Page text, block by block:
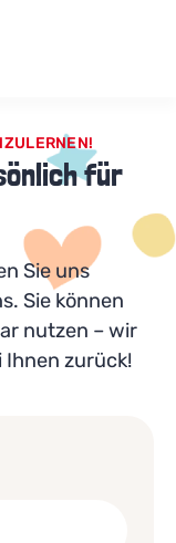
für
Sie uns
Sie können
nutzen – wir
Ihnen zurück!